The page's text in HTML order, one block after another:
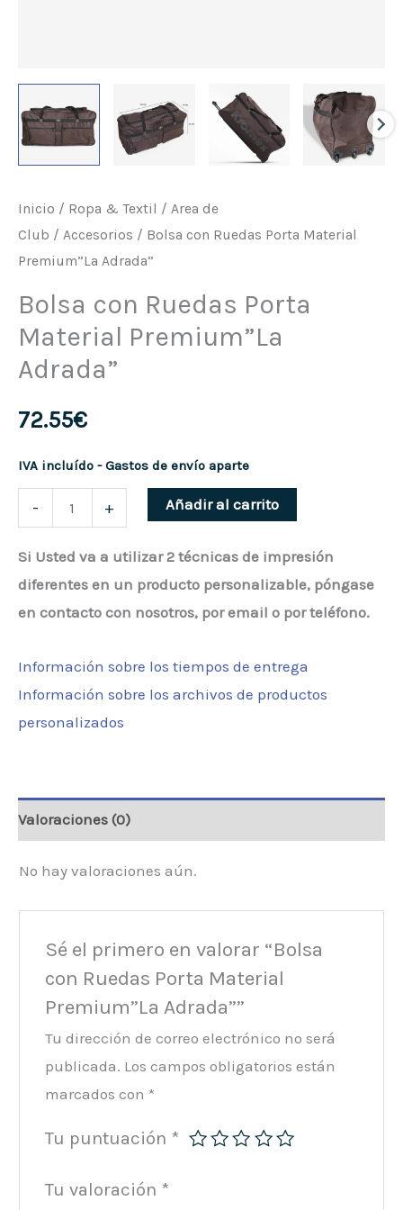
Inicio / Ropa & Textil / Area de
Club / Accesorios / Bolsa con Ruedas Porta Material
Premium”La Adrada”
Bolsa con Ruedas Porta
Material Premium”La
Adrada”
72.55€
IVA incluído - Gastos de envío aparte
-
con
Ruedas
Porta
Material
Adrada"
cantidad
+ Añadir al carrito
Si Usted va a utilizar 2 técnicas de impresión
diferentes en un producto personalizable, póngase
en contacto con nosotros, por email o por teléfono.
Información sobre los tiempos de entrega
Información sobre los archivos de productos
personalizados
Valoraciones (0)
No hay valoraciones aún.
Sé el primero en valorar “Bolsa
con Ruedas Porta Material
Premium”La Adrada””
Tu dirección de correo electrónico no será
publicada. Los campos obligatorios están
marcados con *
Tu puntuación *
Tu valoración *